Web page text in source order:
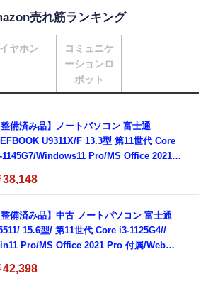
売れ筋ランキング
整備済み品】ノートパソコン 富士通
U9311X/F 13.3型 第11世代 Core
1145G7/Windows11 Pro/MS Office 2021搭
C/360度回転対応/有線静音マウス付
38,148
整備済み品】中古 ノートパソコン 富士通
15.6型/ 第11世代 Core i3-1125G4//
Pro/MS Office 2021 Pro 付属/Webカ
有線静音マウス付属/ 180日保証（メモリ
42,398
イヤホン
コミュニケ
ーションロ
ボット